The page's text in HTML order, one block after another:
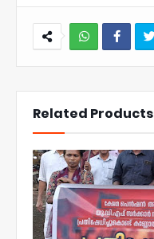
Related Products